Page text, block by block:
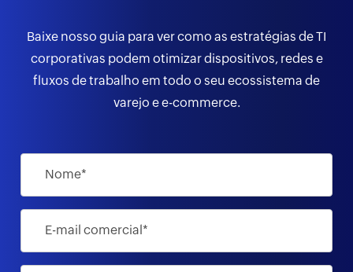
Baixe nosso guia para ver como as estratégias de TI
corporativas podem otimizar dispositivos, redes e
fluxos de trabalho em todo o seu ecossistema de
varejo e e-commerce.
Nome*
E-mail comercial*